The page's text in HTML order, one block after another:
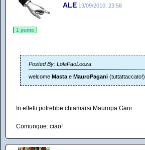
ALE 13/09/2010, 23:58
1 punto
Posted By: LolaPaoLooza
welcome Masta e MauroPagani (tuttattaccato!)
In effetti potrebbe chiamarsi Mauropa Gani.
Comunque: ciao!